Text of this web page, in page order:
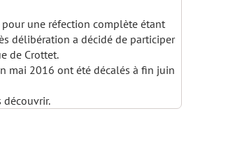
pour une réfection complète étant
délibération a décidé de participer
de Crottet.
mai 2016 ont été décalés à fin juin